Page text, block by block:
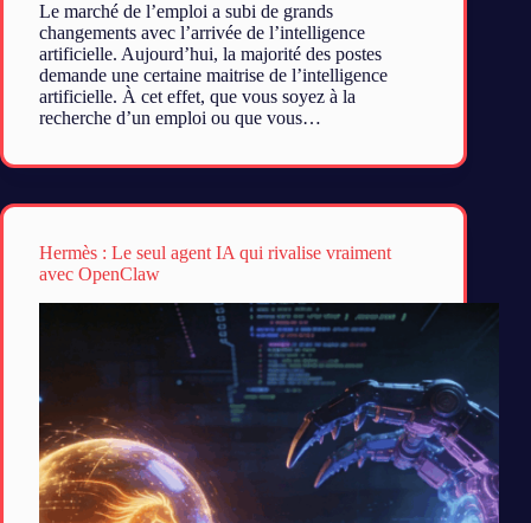
Le marché de l’emploi a subi de grands
changements avec l’arrivée de l’intelligence
artificielle. Aujourd’hui, la majorité des postes
demande une certaine maitrise de l’intelligence
artificielle. À cet effet, que vous soyez à la
recherche d’un emploi ou que vous…
Hermès : Le seul agent IA qui rivalise vraiment
avec OpenClaw